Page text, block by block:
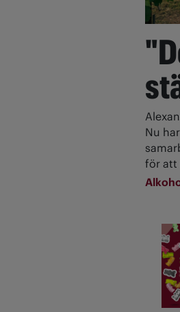
Nu
för att